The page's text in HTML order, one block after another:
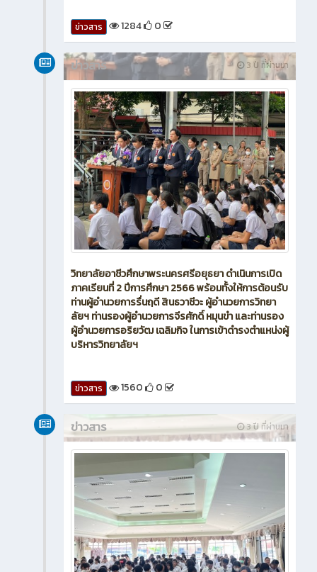
ข่าวสาร 1284 0
3 ปี ที่ผ่านมา
ข่าวสาร
วิทยาลัยอาชีวศึกษาพระนครศรีอยุธยา ดำเนินการเปิด
ภาคเรียนที่ 2 ปีการศึกษา 2566 พร้อมทั้งให้การต้อนรับ
ท่านผู้อำนวยการรื่นฤดี สินธวาชีวะ ผู้อำนวยการวิทยา
ลัยฯ ท่านรองผู้อำนวยการจีรศักดิ์ หมุนขำ และท่านรอง
ผู้อำนวยการอริยวัฒ เฉลิมกิจ ในการเข้าดำรงตำแหน่งผู้
บริหารวิทยาลัยฯ
ข่าวสาร 1560 0
3 ปี ที่ผ่านมา
ข่าวสาร